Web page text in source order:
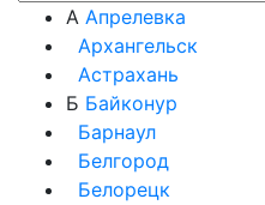
А Апрелевка
Архангельск
Астрахань
Б Байконур
Барнаул
Белгород
Белорецк